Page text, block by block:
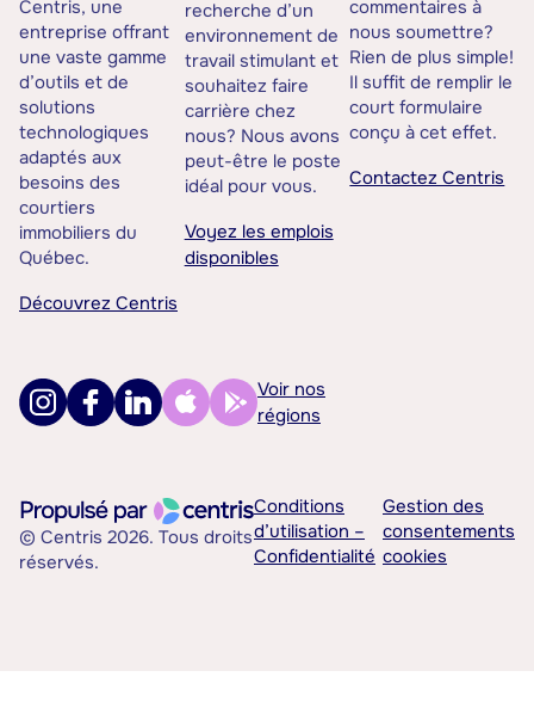
Centris, une
entreprise offrant
une vaste gamme
d’outils et de
solutions
technologiques
adaptés aux
besoins des
courtiers
immobiliers du
Québec.
Découvrez Centris
recherche d’un
environnement de
travail stimulant et
souhaitez faire
carrière chez
nous? Nous avons
peut-être le poste
idéal pour vous.
Voyez les emplois
disponibles
commentaires à
nous soumettre?
Rien de plus simple!
Il suffit de remplir le
court formulaire
conçu à cet effet.
Contactez Centris
Voir nos
régions
© Centris 2026. Tous droits
réservés.
Conditions
d’utilisation –
Confidentialité
Gestion des
consentements
cookies